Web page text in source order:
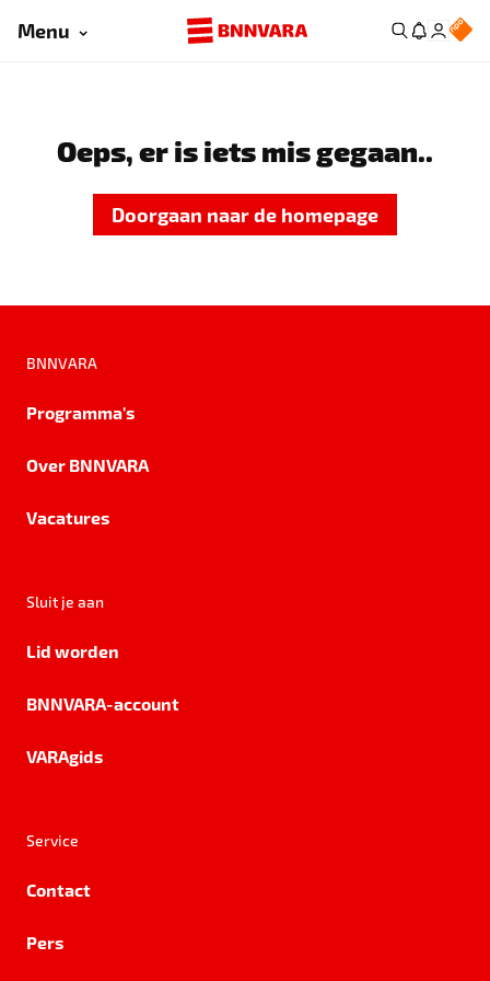
Menu
Oeps, er is iets mis gegaan..
Doorgaan naar de homepage
BNNVARA
Programma's
Over BNNVARA
Vacatures
Sluit je aan
Lid worden
BNNVARA-account
VARAgids
Service
Contact
Pers